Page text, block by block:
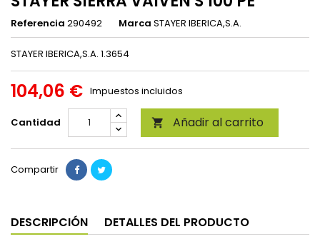
Referencia 290492 Marca STAYER IBERICA,S.A.
STAYER IBERICA,S.A. 1.3654
104,06 € Impuestos incluidos
Cantidad  Añadir al carrito
Compartir
DESCRIPCIÓN DETALLES DEL PRODUCTO